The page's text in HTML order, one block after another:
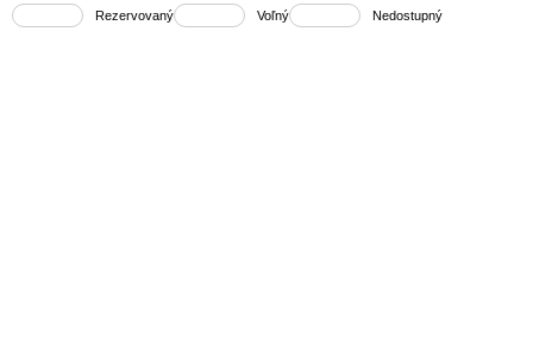
Rezervovaný Voľný Nedostupný